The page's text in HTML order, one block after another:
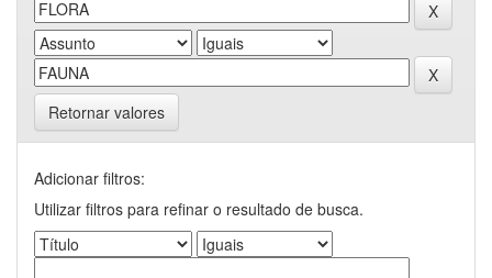
Retornar valores
Adicionar filtros:
Utilizar filtros para refinar o resultado de busca.